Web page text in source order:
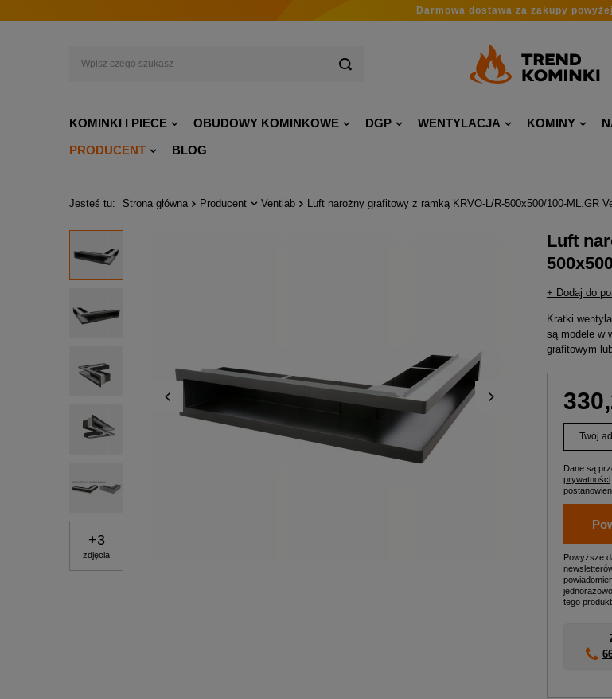
Darmowa dostawa za zakupy
KOMINKI I PIECE OBUDOWY KOMINKOWE DGP WENTYLACJA KOMINY
PRODUCENT
BLOG
Jesteś tu: Strona główna Producent Ventlab Luft narożny grafitowy z ramką KRVO-L/R-500x500/100-ML.GR
+3
zdjęcia
Luft
+ Dodaj do
Kratki
są modele w
grafitowym
Twój
Dane są
prywatności
Powyższe
tego